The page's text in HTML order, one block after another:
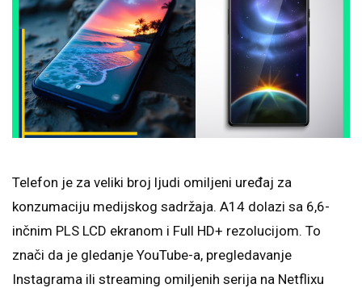
Telefon je za veliki broj ljudi omiljeni uređaj za
konzumaciju medijskog sadržaja. A14 dolazi sa 6,6-
inčnim PLS LCD ekranom i Full HD+ rezolucijom. To
znači da je gledanje YouTube-a, pregledavanje
Instagrama ili streaming omiljenih serija na Netflixu